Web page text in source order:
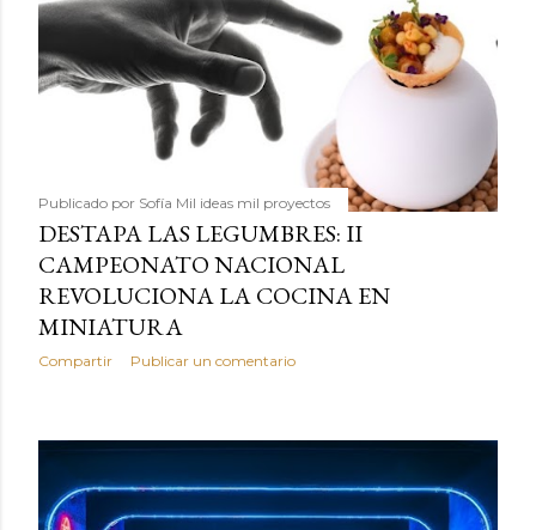
Publicado por Sofía Mil ideas mil proyectos
DESTAPA LAS LEGUMBRES: II
CAMPEONATO NACIONAL
REVOLUCIONA LA COCINA EN
MINIATURA
Compartir Publicar un comentario